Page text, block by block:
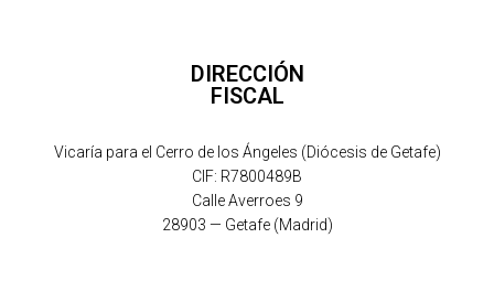
DIRECCIÓN
FISCAL
Vicaría para el Cerro de los Ángeles (Diócesis de Getafe)
CIF: R7800489B
Calle Averroes 9
28903 — Getafe (Madrid)